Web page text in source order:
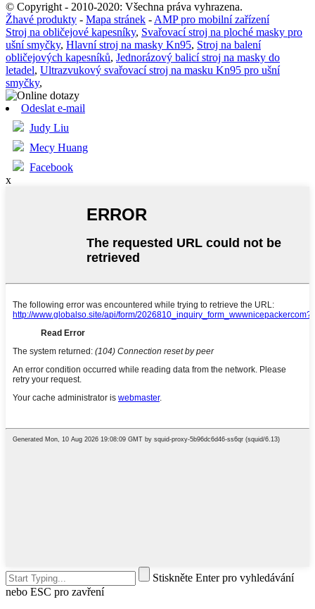
© Copyright - 2010-2020: Všechna práva vyhrazena.
Žhavé produkty - Mapa stránek -AMP pro mobilní zařízení
Stroj na obličejové kapesníky, Svařovací stroj na ploché masky pro
ušní smyčky, Hlavní stroj na masky Kn95, Stroj na balení
obličejových kapesníků, Jednorázový balicí stroj na masky do
letadel, Ultrazvukový svařovací stroj na masku Kn95 pro ušní
smyčky,
Odeslat e-mail
Judy Liu
Mecy Huang
Facebook
x
Stiskněte Enter pro vyhledávání
nebo ESC pro zavření